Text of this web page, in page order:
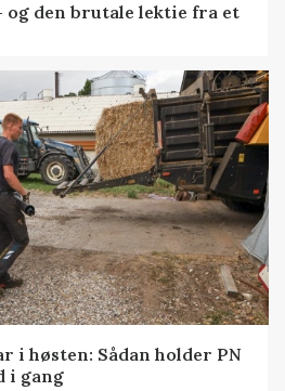
og den brutale lektie fra et
i høsten: Sådan holder PN
i gang